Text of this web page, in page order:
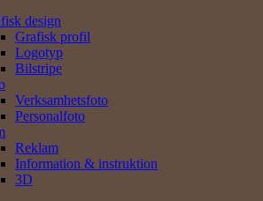
design
Grafisk profil
Logotyp
Bilstripe
Verksamhets­foto
Personal­foto
Reklam
Information & instruktion
3D